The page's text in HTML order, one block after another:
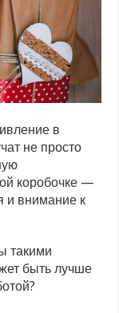
в
не просто
коробочке —
и внимание к
такими
быть лучше